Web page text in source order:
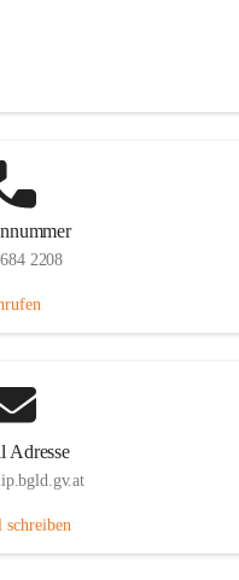
2208
Adresse